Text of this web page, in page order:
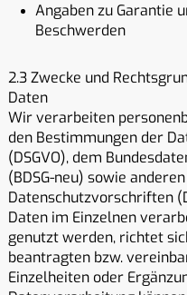
Angaben zu Garantie
Beschwerden
2.3 Zwecke und
Daten
Wir verarbeiten
den Bestimmungen der
(DSGVO), dem
(BDSG-neu) sowie
Datenschutzvorschriften
Daten im Einzelnen
genutzt werden, richtet
beantragten bzw.
Einzelheiten oder